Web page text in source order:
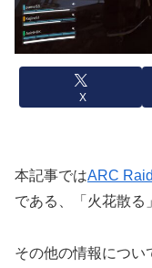
X
本記事ではARC
である、「火花散る
その他の情報につい